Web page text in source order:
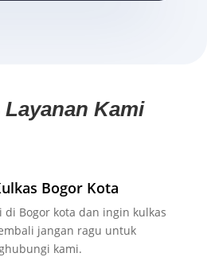
Kami
Bogor Kota
di Bogor kota dan ingin kulkas
jangan ragu untuk
kami.